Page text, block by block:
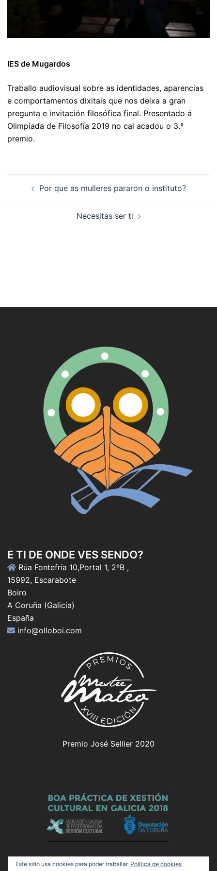
IES de Mugardos
Traballo audiovisual sobre as identidades, aparencias
e comportamentos dixitais que nos deixa a gran
pregunta e invitación filosófica final. Presentado á
Olimpíada de Filosofía 2019 no cal acadou o 3.º
premio.
Por que as mulleres pararon o instituto?
Necesitas ser ti
E TI DE ONDE VES SENDO?
Rúa Fontefría 10,Portal 1, 2ºB ,
15992, Escarabote
Boiro
A Coruña (Galicia)
España
info@olloboi.com
Premio José Sellier 2020
Este sitio usa cookies para poder traballar. Política de cookies